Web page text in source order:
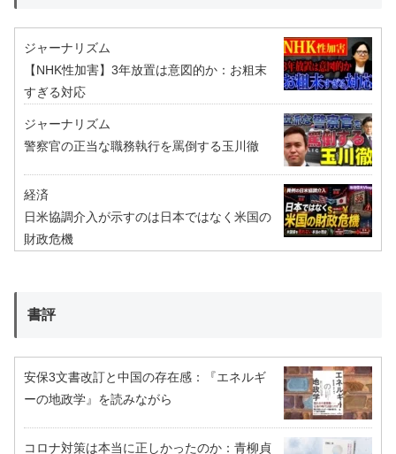
ジャーナリズム
【NHK性加害】3年放置は意図的か：お粗末
すぎる対応
ジャーナリズム
警察官の正当な職務執行を罵倒する玉川徹
経済
日米協調介入が示すのは日本ではなく米国の
財政危機
書評
安保3文書改訂と中国の存在感：『エネルギ
ーの地政学』を読みながら
コロナ対策は本当に正しかったのか：青柳貞